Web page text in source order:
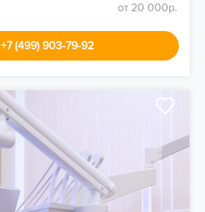
от 20 000р.
+7 (499) 903-79-92